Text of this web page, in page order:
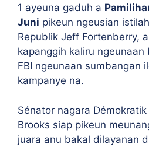
1 ayeuna gaduh a
Juni pikeun ngeusian
Republik Jeff Fortenberry,
kapanggih kaliru
FBI ngeunaan sumbangan
kampanye na.
Sénator nagara
Brooks siap pikeun
juara anu bakal dilayanan